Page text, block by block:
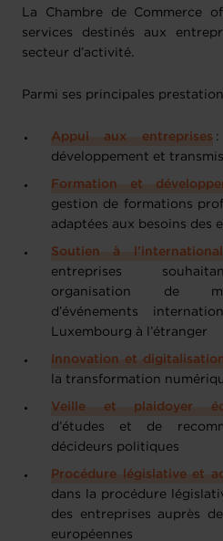
La Chambre de Commerce
services destinés aux
secteur d’activité.
Parmi ses principales
Appui aux entreprises :
développement et
Formation et
gestion de formations
adaptées aux besoins des
Soutien à
entreprises
organisation de
d’événements
Luxembourg à l’étranger
Innovation et
la transformation
Veille et plaidoyer
d’études et de
décideurs politiques
Procédure législative et
dans la procédure
des entreprises auprès
européennes